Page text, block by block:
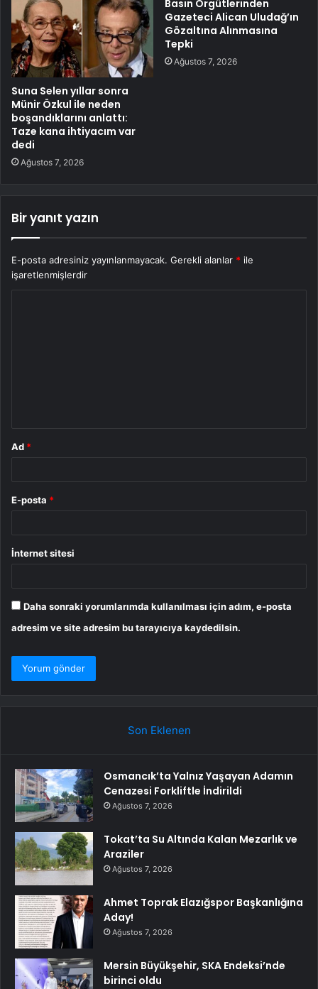
Suna Selen yıllar sonra
Münir Özkul ile neden
boşandıklarını anlattı:
Taze kana ihtiyacım var
dedi
Ağustos 7, 2026
Basın Örgütlerinden
Gazeteci Alican Uludağ’ın
Gözaltına Alınmasına
Tepki
Ağustos 7, 2026
Bir yanıt yazın
E-posta adresiniz yayınlanmayacak. Gerekli alanlar * ile
işaretlenmişlerdir
Ad *
E-posta *
İnternet sitesi
Daha sonraki yorumlarımda kullanılması için adım, e-posta
adresim ve site adresim bu tarayıcıya kaydedilsin.
Son Eklenen
Osmancık’ta Yalnız Yaşayan Adamın
Cenazesi Forkliftle İndirildi
Ağustos 7, 2026
Tokat’ta Su Altında Kalan Mezarlık ve
Araziler
Ağustos 7, 2026
Ahmet Toprak Elazığspor Başkanlığına
Aday!
Ağustos 7, 2026
Mersin Büyükşehir, SKA Endeksi’nde
birinci oldu